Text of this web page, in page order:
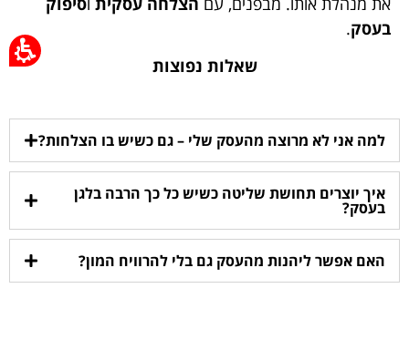
בעסק.
שאלות נפוצות
למה אני לא מרוצה מהעסק שלי – גם כשיש בו הצלחות?
איך יוצרים תחושת שליטה כשיש כל כך הרבה בלגן
בעסק?
האם אפשר ליהנות מהעסק גם בלי להרוויח המון?